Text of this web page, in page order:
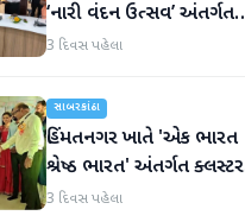
‘નારી વંદન ઉત્સવ’ અંતર્ગત
‘મહિલા નેતૃત્વ દિવસ’ની ભવ્ય
3 દિવસ પહેલા
સાબરકાંઠા
હિંમતનગર ખાતે 'એક ભારત
શ્રેષ્ઠ ભારત' અંતર્ગત ક્લસ્ટર
સ્તરીય 'કલા ઉત્સવ'નો પ્રારંભ
3 દિવસ પહેલા